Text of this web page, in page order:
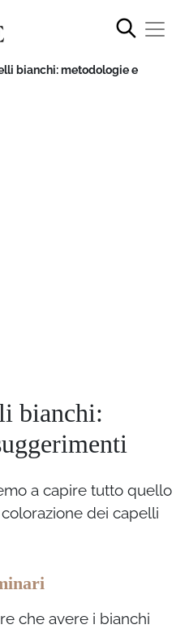
bianchi: metodologie e
bianchi:
a capire tutto quello
dei capelli
che avere i bianchi